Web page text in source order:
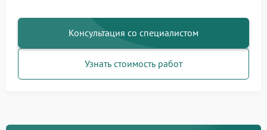
Консультация со специалистом
Узнать стоимость работ